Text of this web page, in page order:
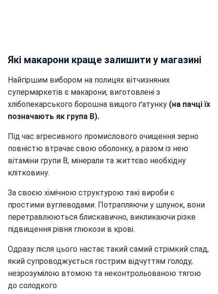
Які макарони краще залишити у магазині
Найгіршим вибором на полицях вітчизняних
супермаркетів є макарони, виготовлені з
хлібопекарського борошна вищого ґатунку (на пачці їх
позначають як група В).
Під час агресивного промислового очищення зерно
повністю втрачає свою оболонку, а разом із нею
вітаміни групи В, мінерали та життєво необхідну
клітковину.
За своєю хімічною структурою такі вироби є
простими вуглеводами. Потрапляючи у шлунок, вони
перетравлюються блискавично, викликаючи різке
підвищення рівня глюкози в крові.
Одразу після цього настає такий самий стрімкий спад,
який супроводжується гострим відчуттям голоду,
незрозумілою втомою та неконтрольованою тягою
до солодкого.